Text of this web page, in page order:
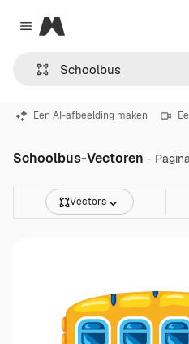
Close menu
Magnific
Een AI-afbeelding maken
Schoolbus-Vectoren -
Vectors